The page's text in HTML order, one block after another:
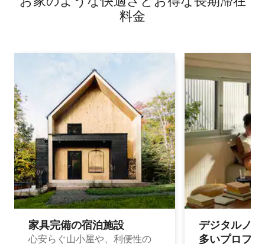
料⁠金
家具完備の宿⁠泊⁠施⁠設
心安らぐ山小屋や、利便性の
デジタルノ
多⁠いプ⁠ロ⁠フ⁠